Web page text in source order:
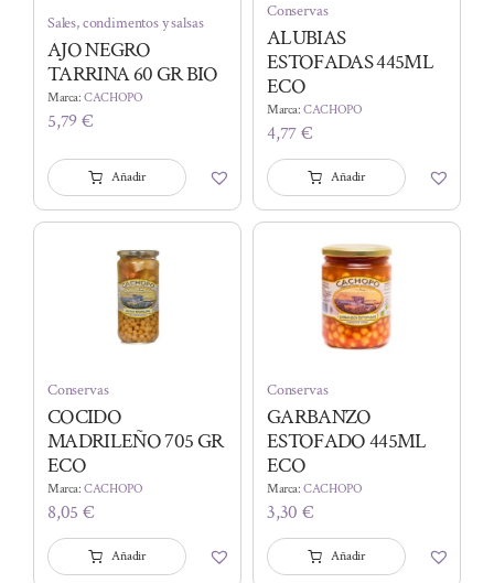
Sales, condimentos y salsas
AJO NEGRO
TARRINA 60 GR BIO
Marca:CACHOPO
5,79€
Añadir
Conservas
ALUBIAS
ESTOFADAS 445ML
ECO
Marca:CACHOPO
4,77€
Añadir
Conservas
COCIDO
MADRILEÑO 705 GR
ECO
Marca:CACHOPO
8,05€
Añadir
Conservas
GARBANZO
ESTOFADO 445ML
ECO
Marca:CACHOPO
3,30€
Añadir